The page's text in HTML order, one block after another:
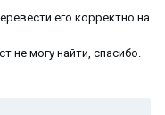
его корректно на
не могу найти, спасибо.